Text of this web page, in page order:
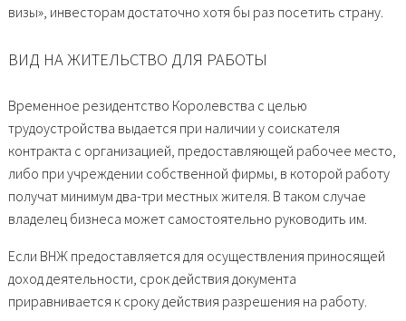
визы», инвесторам достаточно хотя бы раз посетить страну.
ВИД НА ЖИТЕЛЬСТВО ДЛЯ РАБОТЫ
Временное резидентство Королевства с целью
трудоустройства выдается при наличии у соискателя
контракта с организацией, предоставляющей рабочее место,
либо при учреждении собственной фирмы, в которой работу
получат минимум два-три местных жителя. В таком случае
владелец бизнеса может самостоятельно руководить им.
Если ВНЖ предоставляется для осуществления приносящей
доход деятельности, срок действия документа
приравнивается к сроку действия разрешения на работу.